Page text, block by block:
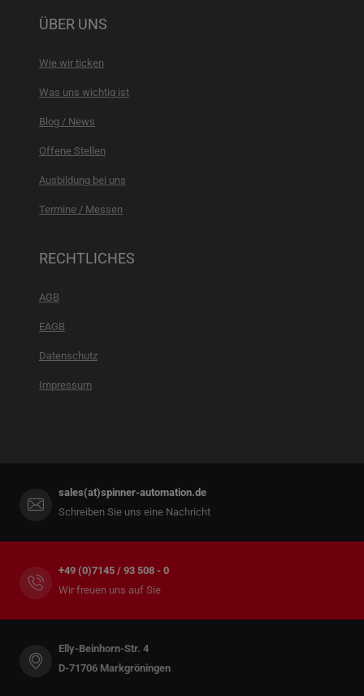
ÜBER UNS
Wie wir ticken
Was uns wichtig ist
Blog / News
Offene Stellen
Ausbildung bei uns
Termine / Messen
RECHTLICHES
AGB
EAGB
Datenschutz
Impressum
sales(at)spinner-automation.de
Schreiben Sie uns eine Nachricht
+49 (0)7145 / 93 508 - 0
Wir freuen uns auf Sie
Elly-Beinhorn-Str. 4
D-71706 Markgröningen